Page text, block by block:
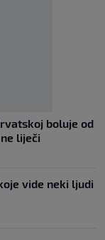
boluje od
liječi
vide neki ljudi